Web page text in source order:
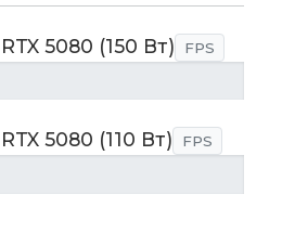
5080 (150 Вт) FPS
5080 (110 Вт) FPS